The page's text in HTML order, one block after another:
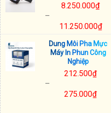
8.250.000₫
–
11.250.000₫
giá:
từ
8.250.000₫
Dung Môi Pha Mực
Máy In Phun Công
Nghiệp
212.500₫
–
275.000₫